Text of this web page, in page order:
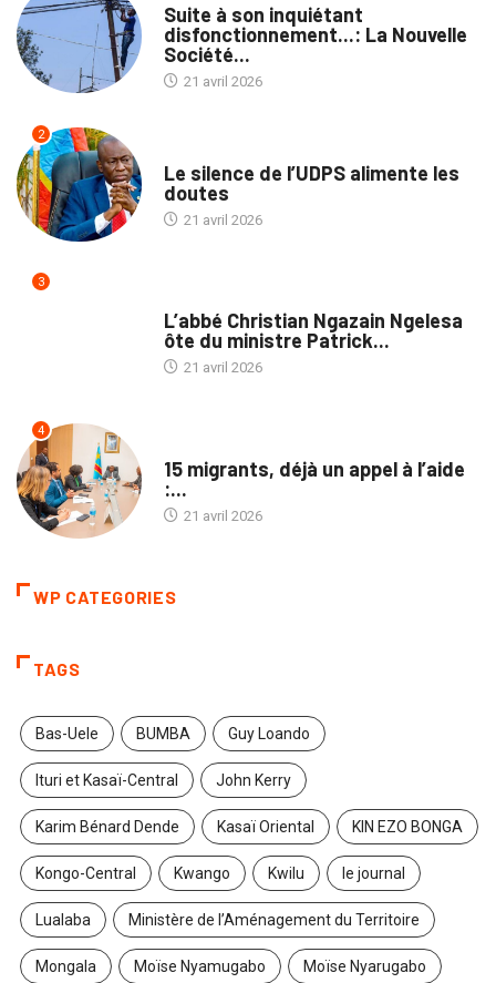
Suite à son inquiétant
disfonctionnement...: La Nouvelle
Société...
21 avril 2026
2
Le silence de l’UDPS alimente les
doutes
21 avril 2026
3
L’abbé Christian Ngazain Ngelesa
ôte du ministre Patrick...
21 avril 2026
4
15 migrants, déjà un appel à l’aide
:...
21 avril 2026
WP CATEGORIES
TAGS
Bas-Uele BUMBA Guy Loando
Ituri et Kasaï-Central John Kerry
Karim Bénard Dende Kasaï Oriental KIN EZO BONGA
Kongo-Central Kwango Kwilu le journal
Lualaba Ministère de l’Aménagement du Territoire
Mongala Moïse Nyamugabo Moïse Nyarugabo